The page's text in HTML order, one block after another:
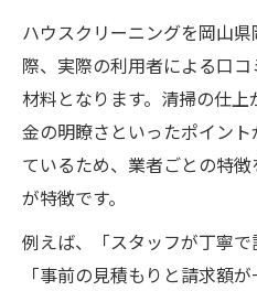
素一覧
実際に利用した人
は
評判が良いハウス
説
信頼できる業者探しな
口コミ比較で見極
の信頼性
ハウスクリーニングを岡山
際、実際の利用者による口
材料となります。清掃の仕
金の明瞭さといったポイン
ているため、業者ごとの特
が特徴です。
例えば、「スタッフが丁寧で
「事前の見積もりと請求額